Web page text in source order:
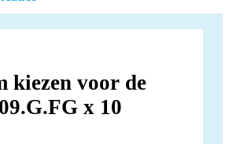
kiezen voor de
x 10